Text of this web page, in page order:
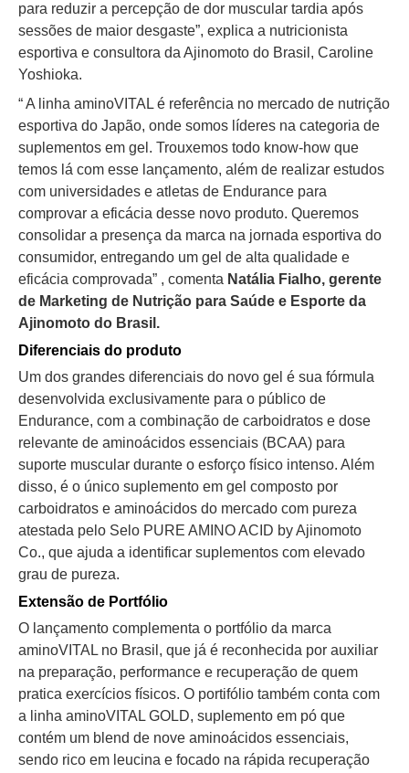
para reduzir a percepção de dor muscular tardia após
sessões de maior desgaste”, explica a nutricionista
esportiva e consultora da Ajinomoto do Brasil, Caroline
Yoshioka.
“ A linha aminoVITAL é referência no mercado de nutrição
esportiva do Japão, onde somos líderes na categoria de
suplementos em gel. Trouxemos todo know-how que
temos lá com esse lançamento, além de realizar estudos
com universidades e atletas de Endurance para
comprovar a eficácia desse novo produto. Queremos
consolidar a presença da marca na jornada esportiva do
consumidor, entregando um gel de alta qualidade e
eficácia comprovada” , comenta Natália Fialho, gerente
de Marketing de Nutrição para Saúde e Esporte da
Ajinomoto do Brasil.
Diferenciais do produto
Um dos grandes diferenciais do novo gel é sua fórmula
desenvolvida exclusivamente para o público de
Endurance, com a combinação de carboidratos e dose
relevante de aminoácidos essenciais (BCAA) para
suporte muscular durante o esforço físico intenso. Além
disso, é o único suplemento em gel composto por
carboidratos e aminoácidos do mercado com pureza
atestada pelo Selo PURE AMINO ACID by Ajinomoto
Co., que ajuda a identificar suplementos com elevado
grau de pureza.
Extensão de Portfólio
O lançamento complementa o portfólio da marca
aminoVITAL no Brasil, que já é reconhecida por auxiliar
na preparação, performance e recuperação de quem
pratica exercícios físicos. O portifólio também conta com
a linha aminoVITAL GOLD, suplemento em pó que
contém um blend de nove aminoácidos essenciais,
sendo rico em leucina e focado na rápida recuperação